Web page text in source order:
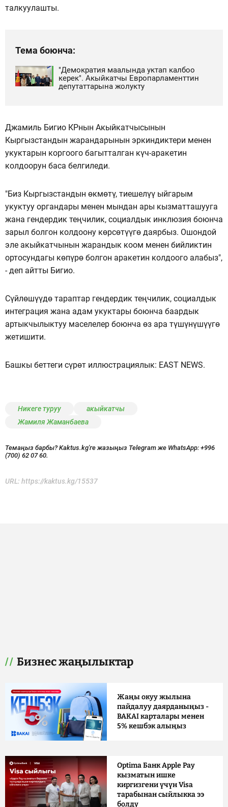
талкуулашты.
Тема боюнча:
"Демократия маалында уктап калбоо
керек". Акыйкатчы Европарламенттин
депутаттарына жолукту
Джамиль Бигио КРнын Акыйкатчысынын
Кыргызстандын жарандарынын эркиндиктери менен
укуктарын коргоого багытталган күч-аракетин
колдоорун баса белгиледи.
"Биз Кыргызстандын өкмөтү, тиешелүү ыйгарым
укуктуу органдары менен мындан ары кызматташууга
жана гендердик теңчилик, социалдык инклюзия боюнча
зарыл болгон колдоону көрсөтүүгө даярбыз. Ошондой
эле акыйкатчынын жарандык коом менен бийликтин
ортосундагы көпүрө болгон аракетин колдоого алабыз",
- деп айтты Бигио.
Сүйлөшүүдө тараптар гендердик теңчилик, социалдык
интеграция жана адам укуктары боюнча баардык
артыкчылыктуу маселелер боюнча өз ара түшүнүшүүгө
жетишити.
Башкы беттеги сүрөт иллюстрациялык: EAST NEWS.
Никеге туруу
акыйкатчы
Жамиля Жаманбаева
Темаңыз барбы? Kaktus.kg'ге жазыңыз Telegram же WhatsApp: +996
(700) 62 07 60.
URL: https://kaktus.kg/15537
Бизнес жаңылыктар
Жаңы окуу жылына
пайдалуу даярданыңыз -
BAKAI карталары менен
5% кешбэк алыңыз
Optima Банк Apple Pay
кызматын ишке
киргизгени үчүн Visa
тарабынан сыйлыкка ээ
болду